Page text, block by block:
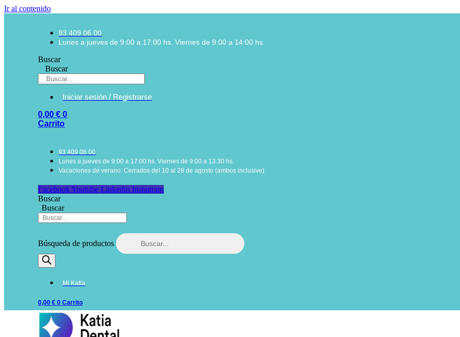
Ir al contenido
93 409 06 00
Lunes a jueves de 9:00 a 17:00 hs. Viernes de 9:00 a 14:00 hs.
Buscar
Buscar
Iniciar sesión / Registrarse
0,00€ 0
Carrito
93 409 06 00
Lunes a jueves de 9:00 a 17:00 hs. Viernes de 9:00 a 13:30 hs.
Vacaciones de verano: Cerrados del 10 al 28 de agosto (ambos inclusive)
Facebook Youtube Linkedin Instagram
Buscar
Buscar
Búsqueda de productos
Mi Katia
0,00€ 0 Carrito